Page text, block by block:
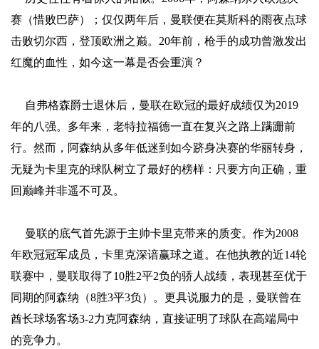
赛（惜败巴萨）；仅仅两年后，曼联便在莫斯科的雨夜点球
击败切尔西，登顶欧洲之巅。20年前，枪手的成功曾激发出
红魔的血性，如今这一幕是否会重演？
自弗格森爵士退休后，曼联在欧冠的最好成绩仅为2019
年的八强。多年来，老特拉福德一直在复兴之路上蹒跚前
行。然而，阿森纳从多年低迷到如今跻身决赛的华丽转身，
无疑为卡里克的球队树立了最好的榜样：只要方向正确，重
回巅峰并非遥不可及。
曼联的底气首先源于主帅卡里克带来的质变。作为2008
年欧冠冠军成员，卡里克深谙赢球之道。在他执教的近14轮
联赛中，曼联取得了10胜2平2负的骄人战绩，表现甚至优于
同期的阿森纳（8胜3平3负）。更具说服力的是，曼联曾在
酋长球场客场3-2力克阿森纳，直接证明了球队在高端局中
的竞争力。